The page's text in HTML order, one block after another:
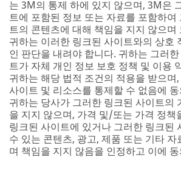
는 3M의 통제 하에 있지 않으며, 3M은
트에 포함된 정보 또는 자료를 포함하여
트의 콘텐츠에 대해 책임을 지지 않으며
귀하는 이러한 링크된 사이트와의 상호
인 판단을 내려야 합니다. 귀하는 그러
트가 자체 개인 정보 보호 정책 및 이용
귀하는 해당 법적 조건의 적용을 받으며
사이트 및 리소스를 통제할 수 없음에
귀하는 당사가 그러한 링크된 사이트의
을 지지 않으며, 가격 및/또는 가격 정책
링크된 사이트에 있거나 그러한 링크된
수 있는 콘텐츠, 광고, 제품 또는 기타
며 책임을 지지 않음을 인정하고 이에